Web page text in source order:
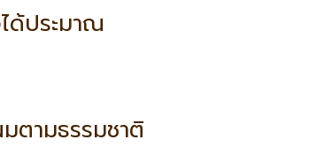
ด้ประมาณ
ตามธรรมชาติ